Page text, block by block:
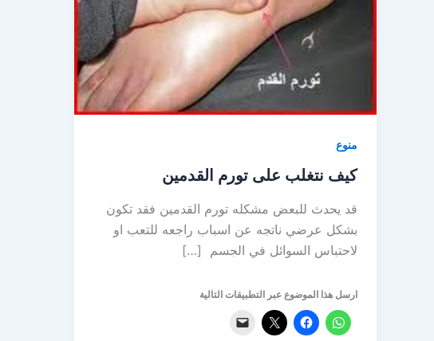
منوع
كيف نتغلب على تورم القدمين
قد يحدث للبعض مشكله تورم القدمين فقد تكون
بشكل عرضي ناتجه عن اسباب راجعه للتعب او
لاحتباس السوائل في الجسم […]
ارسل هذا الموضوع عبر التطبيقات التالية